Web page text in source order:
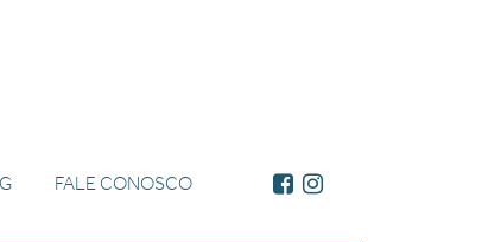
FALE CONOSCO